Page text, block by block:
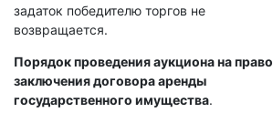
задаток победителю торгов не
возвращается.
Порядок проведения аукциона на право
заключения договора аренды
государственного имущества.